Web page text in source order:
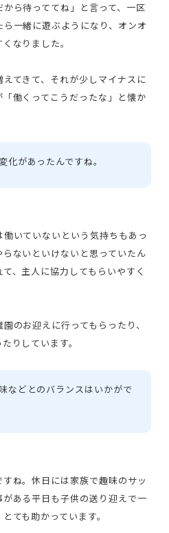
ら待っててね」と言って、一区
一緒に遊ぶようになり、オンオ
なりました。
てきて、それが少しマイナスに
働くってこうだったな」と懐か
があったんですね。
いていないという気持ちもあっ
ないといけないと思っていたん
、主人に協力してもらいやすく
のお迎えに行ってもらったり、
りしています。
などとのバランスはいかがで
ね。休日には家族で趣味のサッ
ある平日も子供の送り迎えで一
ても助かっています。